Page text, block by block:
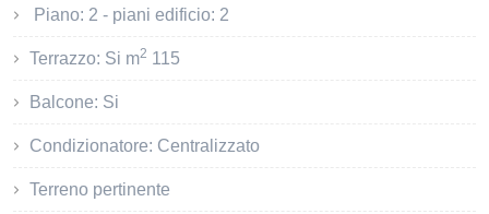
Piano: 2 - piani edificio: 2
Terrazzo: Si m2 115
Balcone: Si
Condizionatore: Centralizzato
Terreno pertinente